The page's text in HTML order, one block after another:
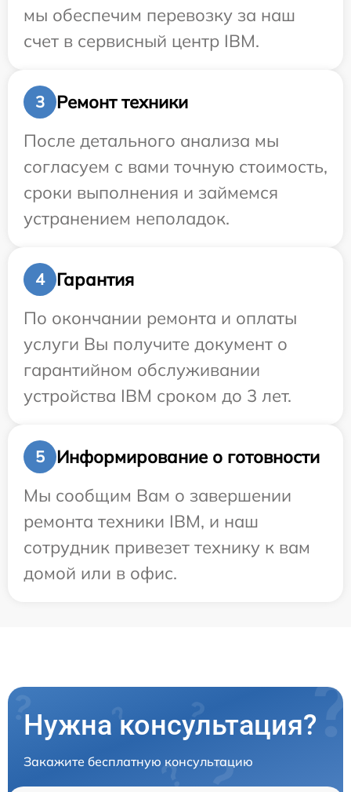
мы обеспечим перевозку за наш
счет в сервисный центр IBM.
3
Ремонт техники
После детального анализа мы
согласуем с вами точную стоимость,
сроки выполнения и займемся
устранением неполадок.
4
Гарантия
По окончании ремонта и оплаты
услуги Вы получите документ о
гарантийном обслуживании
устройства IBM сроком до 3 лет.
5
Информирование о готовности
Мы сообщим Вам о завершении
ремонта техники IBM, и наш
сотрудник привезет технику к вам
домой или в офис.
Нужна консультация?
Закажите бесплатную консультацию